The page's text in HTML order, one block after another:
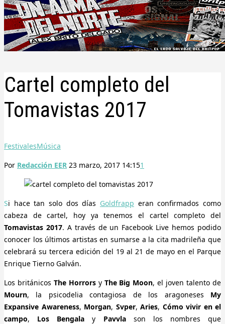
Cartel completo del
Tomavistas 2017
FestivalesMúsica
Por Redacción EER 23 marzo, 2017 14:151
Si hace tan solo dos días Goldfrapp eran confirmados como
cabeza de cartel, hoy ya tenemos el cartel completo del
Tomavistas 2017. A través de un Facebook Live hemos podido
conocer los últimos artistas en sumarse a la cita madrileña que
celebrará su tercera edición del 19 al 21 de mayo en el Parque
Enrique Tierno Galván.
Los británicos The Horrorsy The Big Moon, el joven talento de
Mourn, la psicodelia contagiosa de los aragoneses My
Expansive Awareness, Morgan, Svper, Aries, Cómo vivir en el
campo, Los Bengala y Pavvlason los nombres que